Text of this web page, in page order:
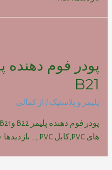
B21
پلیمر و پلاستیک / از کمالی
های PVC,کابل PVC ,… بازدیدها: 1710